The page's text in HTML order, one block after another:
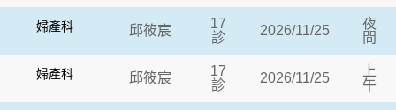
婦產科 邱筱宸
17
診
2026/11/25
夜
間
婦產科 邱筱宸
17
診
2026/11/25
上
午